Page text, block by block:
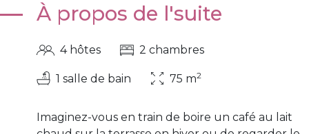
À propos de l'suite
4 hôtes 2 chambres
1 salle de bain 75 m2
Imaginez-vous en train de boire un café au lait